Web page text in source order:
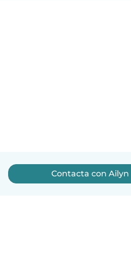
Contacta con Ailyn